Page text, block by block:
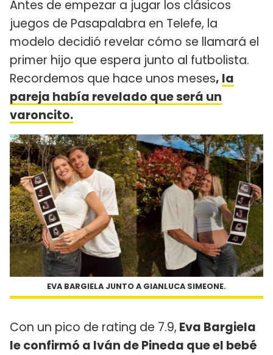
Antes de empezar a jugar los clásicos
juegos de Pasapalabra en Telefe, la
modelo decidió revelar cómo se llamará el
primer hijo que espera junto al futbolista.
Recordemos que hace unos meses, la
pareja había revelado que será un
varoncito.
EVA BARGIELA JUNTO A GIANLUCA SIMEONE.
Con un pico de rating de 7.9, Eva Bargiela
le confirmó a Iván de Pineda que el bebé